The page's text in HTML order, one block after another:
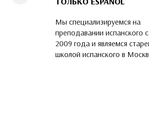
Мы специализируемся на
преподавании испанского с
2009 года и являемся
школой испанского в